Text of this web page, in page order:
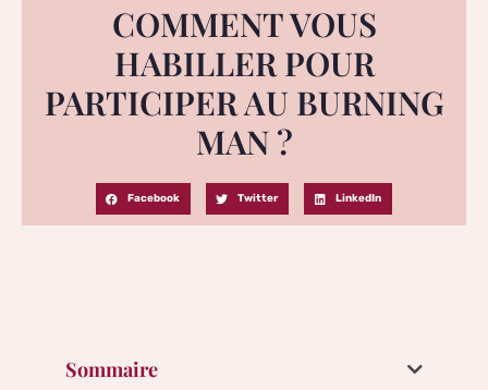
COMMENT VOUS
HABILLER POUR
PARTICIPER AU BURNING
MAN ?
Facebook Twitter LinkedIn
Sommaire